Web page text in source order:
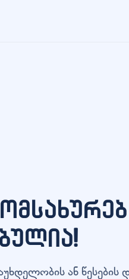
ან წესების